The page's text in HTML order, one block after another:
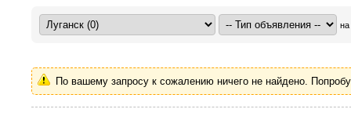
на
По вашему запросу к сожалению ничего не найдено.